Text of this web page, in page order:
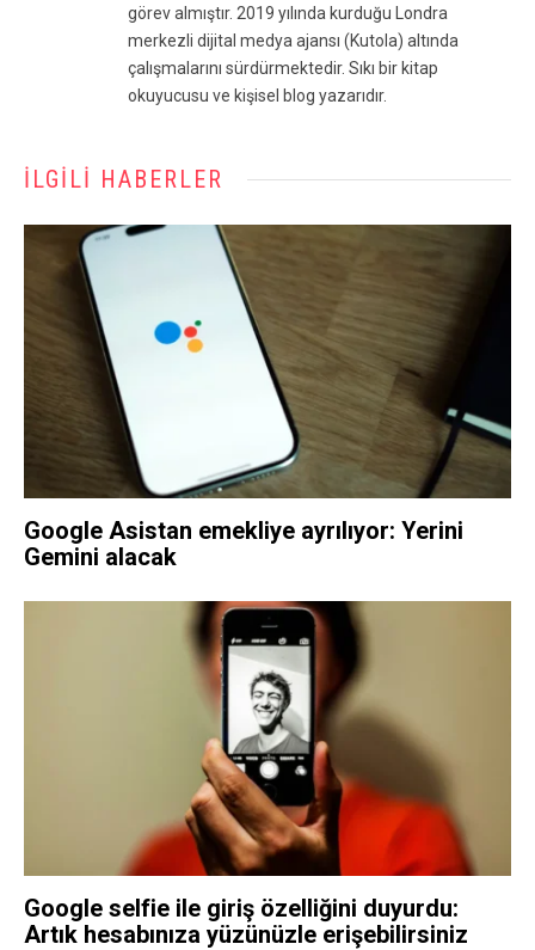
görev almıştır. 2019 yılında kurduğu Londra
merkezli dijital medya ajansı (Kutola) altında
çalışmalarını sürdürmektedir. Sıkı bir kitap
okuyucusu ve kişisel blog yazarıdır.
İLGILI HABERLER
Google Asistan emekliye ayrılıyor: Yerini
Gemini alacak
Google selfie ile giriş özelliğini duyurdu:
Artık hesabınıza yüzünüzle erişebilirsiniz